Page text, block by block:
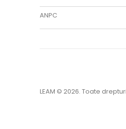
ANPC
LEAM © 2026. Toate